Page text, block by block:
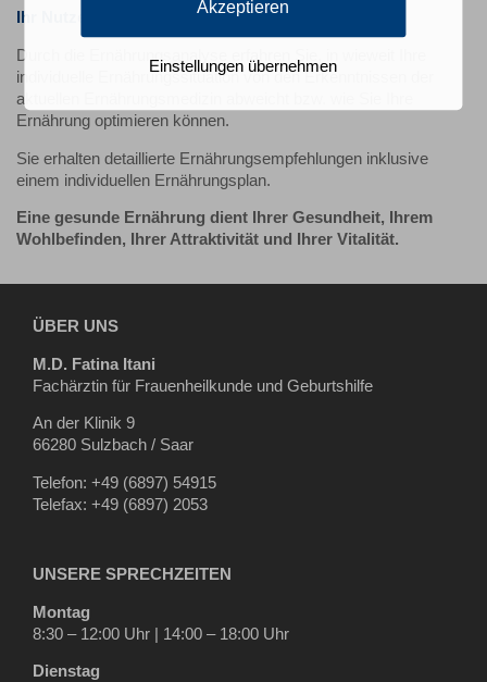
Ihr Nutzen
Durch die Ernährungsanalyse erfahren Sie, in wieweit Ihre
individuelle Ernährungssituation von den Erkenntnissen der
aktuellen Ernährungsmedizin abweicht bzw. wie Sie Ihre
Ernährung optimieren können.
Sie erhalten detaillierte Ernährungsempfehlungen inklusive
einem individuellen Ernährungsplan.
Eine gesunde Ernährung dient Ihrer Gesundheit, Ihrem
Wohlbefinden, Ihrer Attraktivität und Ihrer Vitalität.
ÜBER UNS
M.D. Fatina Itani
Fachärztin für Frauenheilkunde und Geburtshilfe
An der Klinik 9
66280 Sulzbach / Saar
Telefon: +49 (6897) 54915
Telefax: +49 (6897) 2053
UNSERE SPRECHZEITEN
Montag
8:30 – 12:00 Uhr | 14:00 – 18:00 Uhr
Dienstag
Akzeptieren
Einstellungen übernehmen